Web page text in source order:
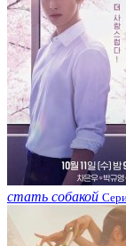
стать собакой